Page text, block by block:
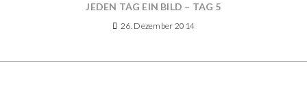
JEDEN TAG EIN BILD – TAG 5
26. Dezember 2014